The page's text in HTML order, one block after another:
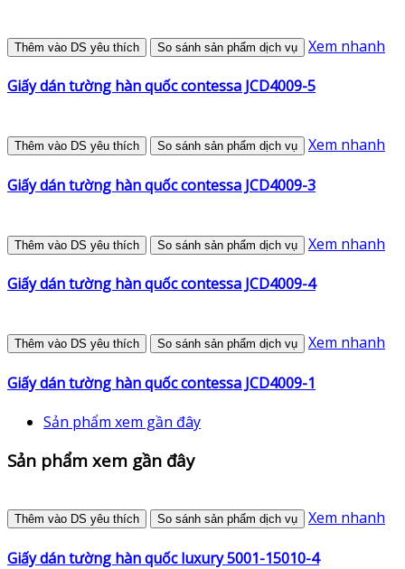
Thêm vào DS yêu thích So sánh sản phẩm dịch vụ Xem nhanh
Giấy dán tường hàn quốc contessa JCD4009-5
Thêm vào DS yêu thích So sánh sản phẩm dịch vụ Xem nhanh
Giấy dán tường hàn quốc contessa JCD4009-3
Thêm vào DS yêu thích So sánh sản phẩm dịch vụ Xem nhanh
Giấy dán tường hàn quốc contessa JCD4009-4
Thêm vào DS yêu thích So sánh sản phẩm dịch vụ Xem nhanh
Giấy dán tường hàn quốc contessa JCD4009-1
Sản phẩm xem gần đây
Sản phẩm xem gần đây
Thêm vào DS yêu thích So sánh sản phẩm dịch vụ Xem nhanh
Giấy dán tường hàn quốc luxury 5001-15010-4